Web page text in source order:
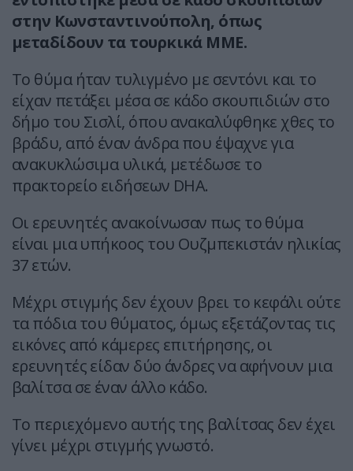
στην Κωνσταντινούπολη, όπως
μεταδίδουν τα τουρκικά ΜΜΕ.
Το θύμα ήταν τυλιγμένο με σεντόνι και το
είχαν πετάξει μέσα σε κάδο σκουπιδιών στο
δήμο του Σισλί, όπου ανακαλύφθηκε χθες το
βράδυ, από έναν άνδρα που έψαχνε για
ανακυκλώσιμα υλικά, μετέδωσε το
πρακτορείο ειδήσεων DHA.
Οι ερευνητές ανακοίνωσαν πως το θύμα
είναι μια υπήκοος του Ουζμπεκιστάν ηλικίας
37 ετών.
Μέχρι στιγμής δεν έχουν βρει το κεφάλι ούτε
τα πόδια του θύματος, όμως εξετάζοντας τις
εικόνες από κάμερες επιτήρησης, οι
ερευνητές είδαν δύο άνδρες να αφήνουν μια
βαλίτσα σε έναν άλλο κάδο.
Το περιεχόμενο αυτής της βαλίτσας δεν έχει
γίνει μέχρι στιγμής γνωστό.